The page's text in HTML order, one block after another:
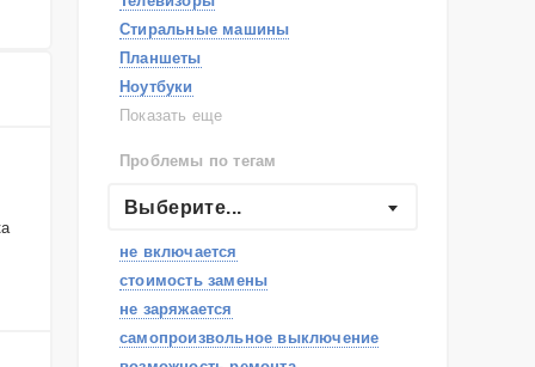
Стиральные машины
Планшеты
Ноутбуки
Холодильники
Посудомоечные машины
Наушники
Показать еще
Проблемы по тегам
Выберите...
не включается
стоимость замены
не заряжается
самопроизвольное выключение